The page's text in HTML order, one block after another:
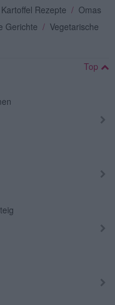
Kartoffel Rezepte / Omas
Gerichte / Vegetarische
Top